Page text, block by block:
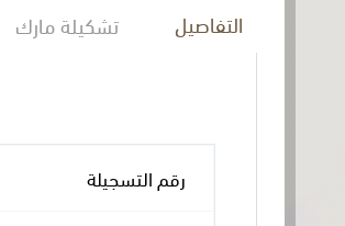
التفاصيل تشكيلة مارك
رقم التسجيلة